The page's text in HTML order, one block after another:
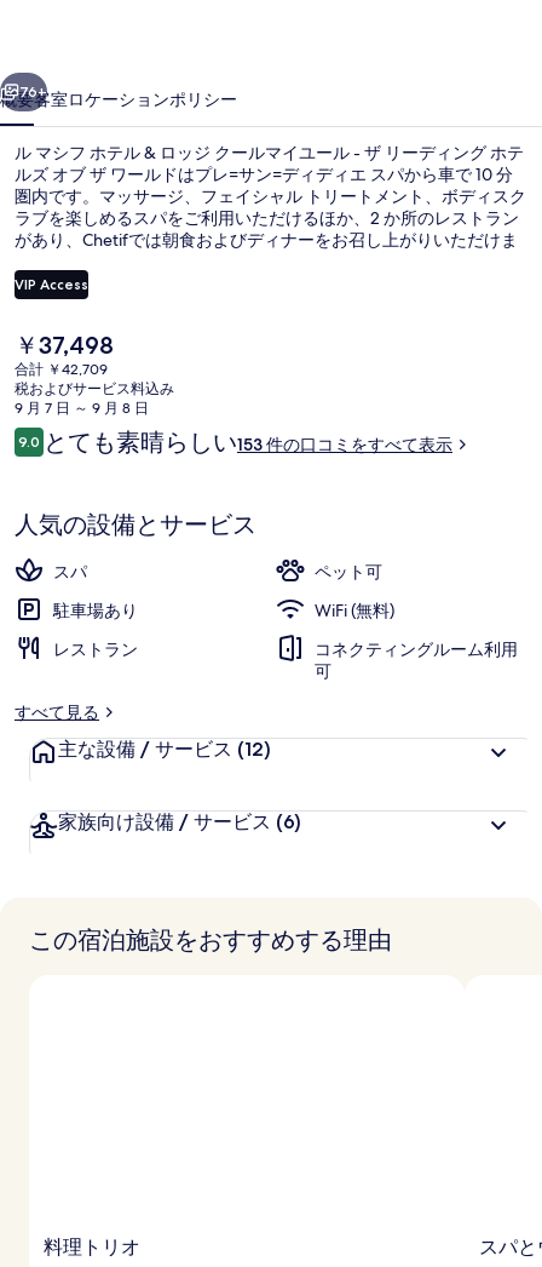
&
ロ
ッ
ジ
ク
ー
マ
イ
ユ
ル
ザ
リ
ー
デ
76+
概要客室ロケーションポリシー
ル マシフ ホテル & ロッジ クールマイユール - ザ リーディング ホテ
ルズ オブ ザ ワールドはプレ=サン=ディディエ スパから車で 10 分
圏内です。マッサージ、フェイシャル トリートメント、ボディスク
ラブを楽しめるスパをご利用いただけるほか、2 か所のレストラン
があり、Chetifでは朝食およびディナーをお召し上がりいただけま
営業のフィットネスセンター、およびスチームサウナがあります。
旅行者は親切なスタッフを評価しています。
VIP Access
現
在
の
料
金
は
す
￥37,498
合計 ￥42,709
税およびサービス料込み
9 月 7 日 ～ 9 月 8 日
口
コ
9.010段階中9.0
とても素晴らしい153 件の口コミをすべて表示
人気の設備とサービス
スパ
ペット可
駐車場あり
WiFi (無料)
レストラン
コネクティングルーム利用
可
すべて見る
主な設備 / サービス (12)
家族向け設備 / サービス (6)
この宿泊施設をおすすめする理由
料理トリオ スパ